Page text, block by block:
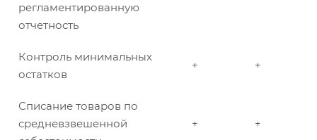
регламентированную
отчетность
Контроль минимальных
остатков
+ +
Списание товаров по
средневзвешенной
+ +